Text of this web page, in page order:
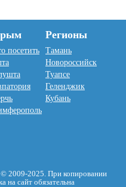
посетить
Регионы
Тамань
Новороссийск
Туапсе
Геленджик
Кубань
2009-2025. При копировании
на сайт обязательна